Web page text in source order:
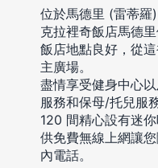
位於馬德里 (雷蒂羅)
克拉裡奇飯店馬德
飯店地點良好，從
主廣場。
盡情享受健身中心
服務和保母/托兒服
120 間精心設有迷
供免費無線上網讓
內電話。